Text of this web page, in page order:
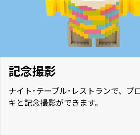
記念撮影
ナイト･テーブル･レストランで、ブ
キと記念撮影ができます。